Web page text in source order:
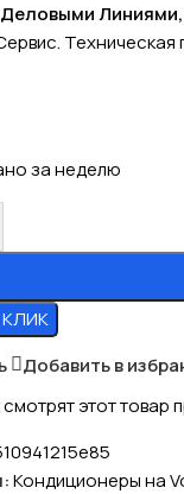
за неделю
КЛИК
Добавить в
этот товар
Кондиционеры на